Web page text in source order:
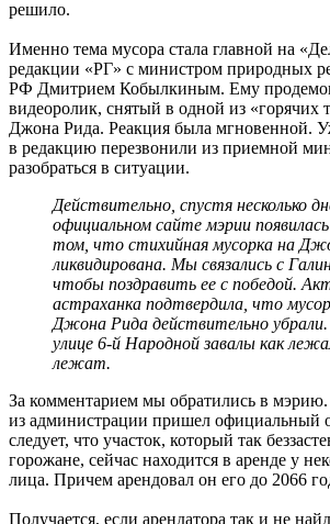
решило.
Именно тема мусора стала главной на
редакции «РГ» с министром природных
РФ Дмитрием Кобылкиным. Ему
видеоролик, снятый в одной из «горячих
Джона Рида. Реакция была мгновенной.
в редакцию перезвонили из приемной
разобраться в ситуации.
Действительно, спустя несколько
официальном сайте мэрии
том, что стихийная мусорка на
ликвидирована. Мы связались с
чтобы поздравить ее с победой.
астраханка подтвердила, что
Джона Рида действительно
улице 6-й Народной завалы как
лежат.
За комментарием мы обратились в
из администрации пришел официальный
следует, что участок, который так
горожане, сейчас находится в аренде у
лица. Причем арендовал он его до 2066
Получается, если арендатора так и не